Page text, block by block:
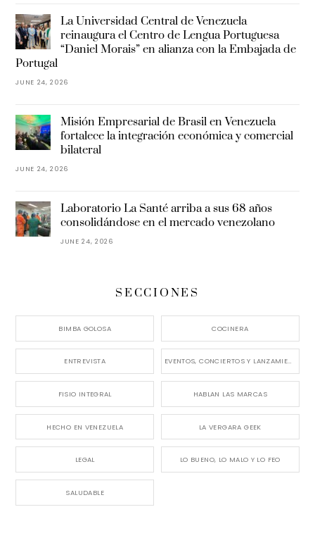
La Universidad Central de Venezuela
reinaugura el Centro de Lengua Portuguesa
“Daniel Morais” en alianza con la Embajada de
Portugal
JUNE 24, 2026
Misión Empresarial de Brasil en Venezuela
fortalece la integración económica y comercial
bilateral
JUNE 24, 2026
Laboratorio La Santé arriba a sus 68 años
consolidándose en el mercado venezolano
JUNE 24, 2026
SECCIONES
BIMBA GOLOSA COCINERA
ENTREVISTA EVENTOS, CONCIERTOS Y LANZAMIENTOS
FISIO INTEGRAL HABLAN LAS MARCAS
HECHO EN VENEZUELA LA VERGARA GEEK
LEGAL LO BUENO, LO MALO Y LO FEO
SALUDABLE